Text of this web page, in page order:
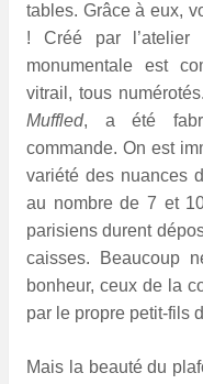
tables. Grâce à eux,
! Créé par l’atelier
monumentale est
vitrail, tous
Muffled, a été
commande. On est
variété des nuances
au nombre de 7 et
parisiens durent
caisses. Beaucoup
bonheur, ceux de la
par le propre petit-fils
Mais la beauté du